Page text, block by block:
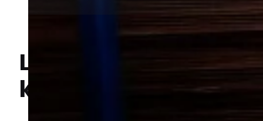
Lokal bekæmpelse
kakkerlakker
i Harlev